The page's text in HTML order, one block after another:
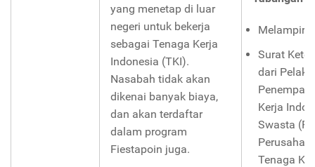
yang menetap di luar
negeri untuk bekerja
sebagai Tenaga Kerja
Indonesia (TKI).
Nasabah tidak akan
dikenai banyak biaya,
dan akan terdaftar
dalam program
Fiestapoin juga.
Surat
dari
Kerja
Swasta
Tenaga